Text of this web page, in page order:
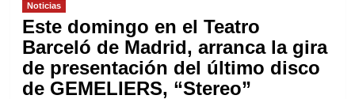
Noticias
Este domingo en el Teatro
Barceló de Madrid, arranca la gira
de presentación del último disco
de GEMELIERS, “Stereo”